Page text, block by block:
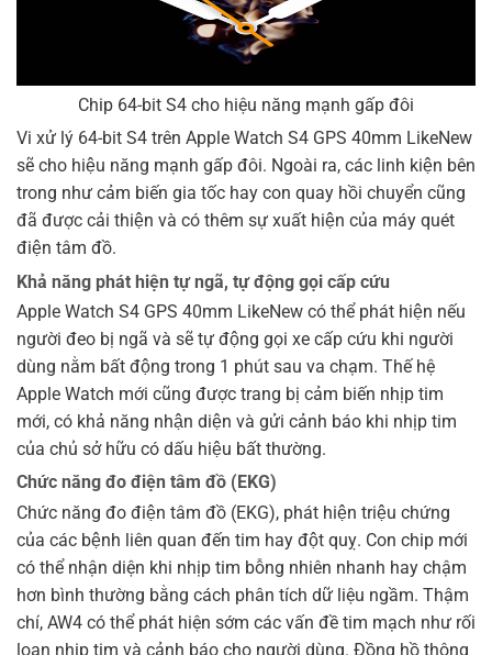
Chip 64-bit S4 cho hiệu năng mạnh gấp đôi
Vi xử lý 64-bit S4 trên Apple Watch S4 GPS 40mm LikeNew
sẽ cho hiệu năng mạnh gấp đôi. Ngoài ra, các linh kiện bên
trong như cảm biến gia tốc hay con quay hồi chuyển cũng
đã được cải thiện và có thêm sự xuất hiện của máy quét
điện tâm đồ.
Khả năng phát hiện tự ngã, tự động gọi cấp cứu
Apple Watch S4 GPS 40mm LikeNew có thể phát hiện nếu
người đeo bị ngã và sẽ tự động gọi xe cấp cứu khi người
dùng nằm bất động trong 1 phút sau va chạm. Thế hệ
Apple Watch mới cũng được trang bị cảm biến nhịp tim
mới, có khả năng nhận diện và gửi cảnh báo khi nhịp tim
của chủ sở hữu có dấu hiệu bất thường.
Chức năng đo điện tâm đồ (EKG)
Chức năng đo điện tâm đồ (EKG), phát hiện triệu chứng
của các bệnh liên quan đến tim hay đột quỵ. Con chip mới
có thể nhận diện khi nhịp tim bỗng nhiên nhanh hay chậm
hơn bình thường bằng cách phân tích dữ liệu ngầm. Thậm
chí, AW4 có thể phát hiện sớm các vấn đề tim mạch như rối
loạn nhịp tim và cảnh báo cho người dùng. Đồng hồ thông